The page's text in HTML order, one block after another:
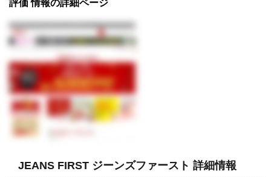
評価 情報の詳細ページ
JEANS FIRST ジーンズファースト 詳細情報